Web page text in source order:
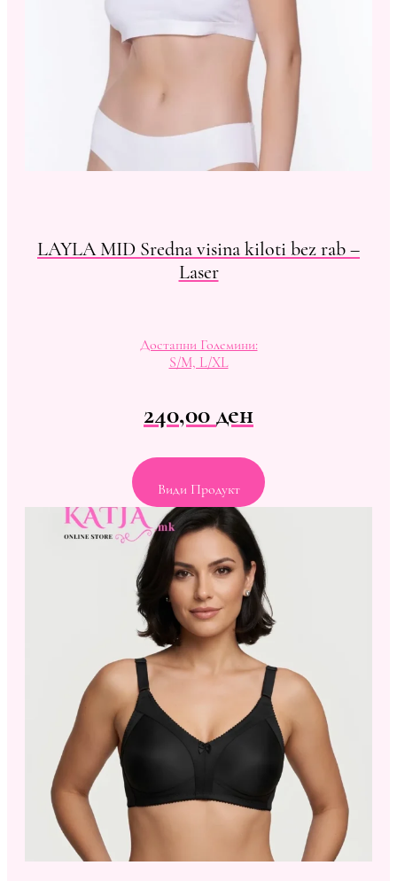
LAYLA MID Sredna visina kiloti bez rab –
Laser
Достапни Големини:
S/M, L/XL
240,00ден
Види Продукт